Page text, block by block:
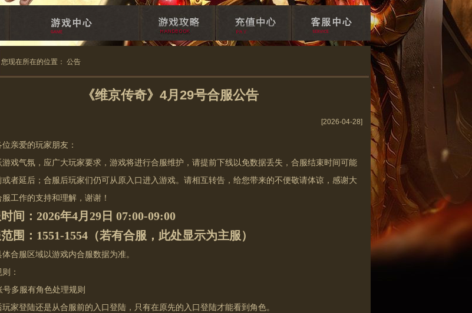
您现在所在的位置： 公告
《维京传奇》4月29号合服公告
[2026-04-28]
位亲爱的玩家朋友：
游戏气氛，应广大玩家要求，游戏将进行合服维护，请提前下线以免数据丢失，合服结束时间可能
或者延后；合服后玩家们仍可从原入口进入游戏。请相互转告，给您带来的不便敬请体谅，感谢大
工作的支持和理解，谢谢！
间：2026年4月29日 07:00-09:00
围：1551-1554（若有合服，此处显示为主服）
合服区域以游戏内合服数据为准。
：
号多服有角色处理规则
玩家登陆还是从合服前的入口登陆，只有在原先的入口登陆才能看到角色。